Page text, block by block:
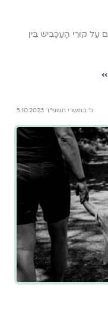
עַל קוּרֵי הָעַכָּבִישׁ בֵּין
כ׳ בתשרי תשפ״ד 5.10.2023